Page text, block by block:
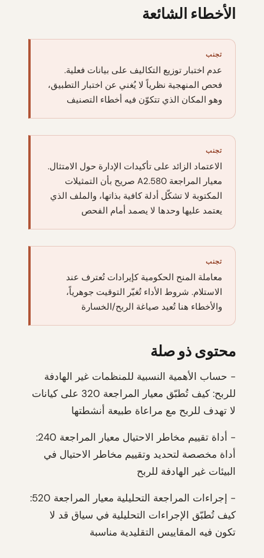
الأخطاء الشائعة
تجنب
عدم اختبار توزيع التكاليف على بيانات فعلية.
فحص المنهجية نظرياً لا يُغني عن اختبار التطبيق،
وهو المكان الذي تتكوّن فيه أخطاء التصنيف
تجنب
الاعتماد الزائد على تأكيدات الإدارة حول الامتثال.
معيار المراجعة 580.A2 صريح بأن التمثيلات
المكتوبة لا تشكّل أدلة كافية بذاتها، والملف الذي
يعتمد عليها وحدها لا يصمد أمام الفحص
تجنب
معاملة المنح الحكومية كإيرادات تُعترف عند
الاستلام. شروط الأداء تُغيّر التوقيت جوهرياً،
والأخطاء هنا تُعيد صياغة الربح/الخسارة
محتوى ذو صلة
- حساب الأهمية النسبية للمنظمات غير الهادفة
للربح: كيف تُطبّق معيار المراجعة 320 على كيانات
لا تهدف للربح مع مراعاة طبيعة أنشطتها
- أداة تقييم مخاطر الاحتيال معيار المراجعة 240:
أداة مخصصة لتحديد وتقييم مخاطر الاحتيال في
البيئات غير الهادفة للربح
- إجراءات المراجعة التحليلية معيار المراجعة 520:
كيف تُطبّق الإجراءات التحليلية في سياق قد لا
تكون فيه المقاييس التقليدية مناسبة